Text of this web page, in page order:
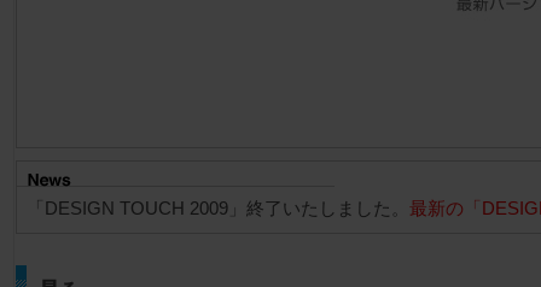
「DESIGN TOUCH 2009」終了いたしました。 最新の「